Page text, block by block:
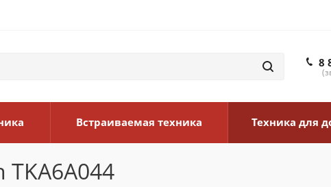
8
Встраиваемая техника Техника для